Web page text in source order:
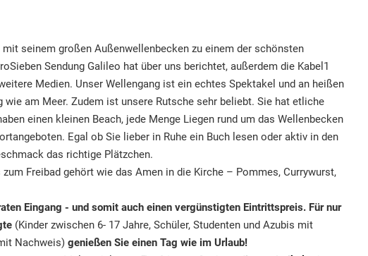
seinem großen Außenwellenbecken zu einem der schönsten
Sendung Galileo hat über uns berichtet, außerdem die Kabel1
Medien. Unser Wellengang ist ein echtes Spektakel und an heißen
am Meer. Zudem ist unsere Rutsche sehr beliebt. Sie hat etliche
einen kleinen Beach, jede Menge Liegen rund um das Wellenbecken
Egal ob Sie lieber in Ruhe ein Buch lesen oder aktiv in den
das richtige Plätzchen.
Freibad gehört wie das Amen in die Kirche – Pommes, Currywurst,
Eingang - und somit auch einen vergünstigten Eintrittspreis. Für nur
(Kinder zwischen 6- 17 Jahre, Schüler, Studenten und Azubis mit
Nachweis) genießen Sie einen Tag wie im Urlaub!